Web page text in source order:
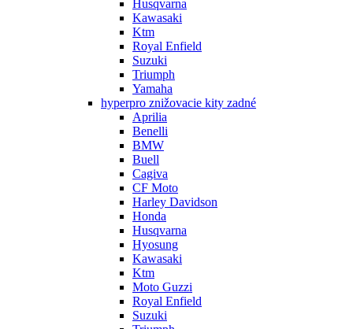
Husqvarna
Kawasaki
Ktm
Royal Enfield
Suzuki
Triumph
Yamaha
hyperpro znižovacie kity zadné
Aprilia
Benelli
BMW
Buell
Cagiva
CF Moto
Harley Davidson
Honda
Husqvarna
Hyosung
Kawasaki
Ktm
Moto Guzzi
Royal Enfield
Suzuki